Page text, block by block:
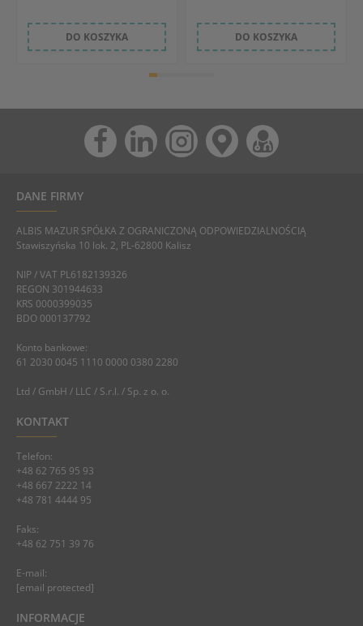
DO KOSZYKA DO KOSZYKA
DANE FIRMY
ALBIS MAZUR SPÓŁKA Z OGRANICZONĄ ODPOWIEDZIALNOŚCIĄ
Stawiszyńska 10 lok. 2, PL-62800 Kalisz
NIP / VAT PL6182139326
REGON 301944633
KRS 0000399035
BDO 000137792
Konto bankowe:
61 2030 0045 1110 0000 0380 2280
Ltd / GmbH / LLC / S.r.l. / Sp. z o. o.
KONTAKT
Telefon:
+48 62 765 95 93
+48 667 2222 14
+48 781 4444 95
Faks:
+48 62 751 39 76
E-mail:
[email protected]
INFORMACJE